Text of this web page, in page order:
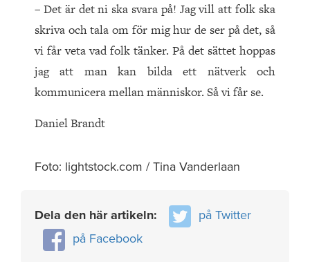
– Det är det ni ska svara på! Jag vill att folk ska
skriva och tala om för mig hur de ser på det, så
vi får veta vad folk tänker. På det sättet hoppas
jag att man kan bilda ett nätverk och
kommunicera mellan människor. Så vi får se.
Daniel Brandt
Foto: lightstock.com / Tina Vanderlaan
Dela den här artikeln:
på Twitter
på Facebook